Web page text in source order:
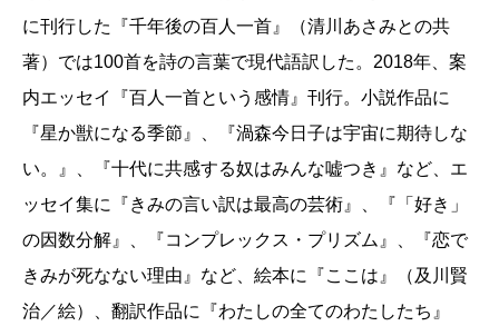
に刊行した『千年後の百人一首』（清川あさみとの共
著）では100首を詩の言葉で現代語訳した。2018年、案
内エッセイ『百人一首という感情』刊行。小説作品に
『星か獣になる季節』、『渦森今日子は宇宙に期待しな
い。』、『十代に共感する奴はみんな嘘つき』など、エ
ッセイ集に『きみの言い訳は最高の芸術』、『「好き」
の因数分解』、『コンプレックス・プリズム』、『恋で
きみが死なない理由』など、絵本に『ここは』（及川賢
治／絵）、翻訳作品に『わたしの全てのわたしたち』